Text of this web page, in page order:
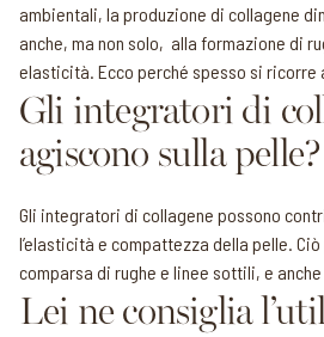
ambientali, la produzione di collagene
anche, ma non solo, alla formazione di
elasticità. Ecco perché spesso si ricorre
Gli integratori di
agiscono sulla pelle?
Gli integratori di collagene possono
l’elasticità e compattezza della pelle.
comparsa di rughe e linee sottili, e
Lei ne consiglia